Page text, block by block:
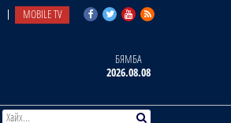
MOBILE TV
БЯМБА
2026.08.08